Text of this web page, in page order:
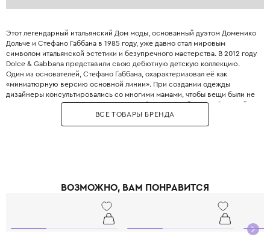
Этот легендарный итальянский Дом моды, основанный дуэтом Доменико
Дольче и Стефано Габбана в 1985 году, уже давно стал мировым
символом итальянской эстетики и безупречного мастерства. В 2012 году
Dolce & Gabbana представили свою дебютную детскую коллекцию.
Один из основателей, Стефано Габбана, охарактеризовал её как
«миниатюрную версию основной линии». При создании одежды
дизайнеры консультировались со многими мамами, чтобы вещи были не
только стильными, но и максимально удобными. Дизайнеры с большой
любовью и вниманием перенесли в детский гардероб все коды
взрослой моды: яркие цветочные принты, благородное кружево,
а главное - сделать его детство по-настоящему незабываемым и
ВСЕ ТОВАРЫ БРЕНДА
ВОЗМОЖНО, ВАМ ПОНРАВИТСЯ